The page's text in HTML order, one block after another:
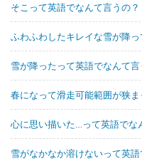
そこって英語でなんて言うの？
ふわふわしたキレイな雪が降
雪が降ったって英語でなんて言
春になって滑走可能範囲が狭
心に思い描いた…って英語でな
雪がなかなか溶けないって英